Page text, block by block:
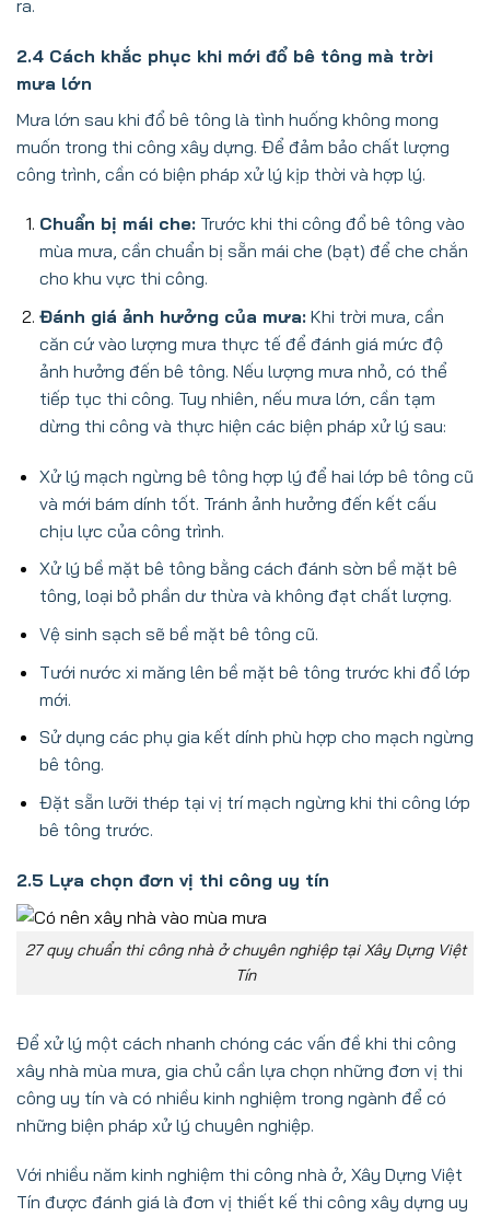
ra.
2.4 Cách khắc phục khi mới đổ bê tông mà trời
mưa lớn
Mưa lớn sau khi đổ bê tông là tình huống không mong
muốn trong thi công xây dựng. Để đảm bảo chất lượng
công trình, cần có biện pháp xử lý kịp thời và hợp lý.
Chuẩn bị mái che:Trước khi thi công đổ bê tông vào
mùa mưa, cần chuẩn bị sẵn mái che (bạt) để che chắn
cho khu vực thi công.
Đánh giá ảnh hưởng của mưa:Khi trời mưa, cần
căn cứ vào lượng mưa thực tế để đánh giá mức độ
ảnh hưởng đến bê tông. Nếu lượng mưa nhỏ, có thể
tiếp tục thi công. Tuy nhiên, nếu mưa lớn, cần tạm
dừng thi công và thực hiện các biện pháp xử lý sau:
Xử lý mạch ngừng bê tông hợp lý để hai lớp bê tông cũ
và mới bám dính tốt. Tránh ảnh hưởng đến kết cấu
chịu lực của công trình.
Xử lý bề mặt bê tông bằng cách đánh sờn bề mặt bê
tông, loại bỏ phần dư thừa và không đạt chất lượng.
Vệ sinh sạch sẽ bề mặt bê tông cũ.
Tưới nước xi măng lên bề mặt bê tông trước khi đổ lớp
mới.
Sử dụng các phụ gia kết dính phù hợp cho mạch ngừng
bê tông.
Đặt sẵn lưỡi thép tại vị trí mạch ngừng khi thi công lớp
bê tông trước.
2.5 Lựa chọn đơn vị thi công uy tín
27 quy chuẩn thi công nhà ở chuyên nghiệp tại Xây Dựng Việt
Tín
Để xử lý một cách nhanh chóng các vấn đề khi thi công
xây nhà mùa mưa, gia chủ cần lựa chọn những đơn vị thi
công uy tín và có nhiều kinh nghiệm trong ngành để có
những biện pháp xử lý chuyên nghiệp.
Với nhiều năm kinh nghiệm thi công nhà ở, Xây Dựng Việt
Tín được đánh giá là đơn vị thiết kế thi công xây dựng uy